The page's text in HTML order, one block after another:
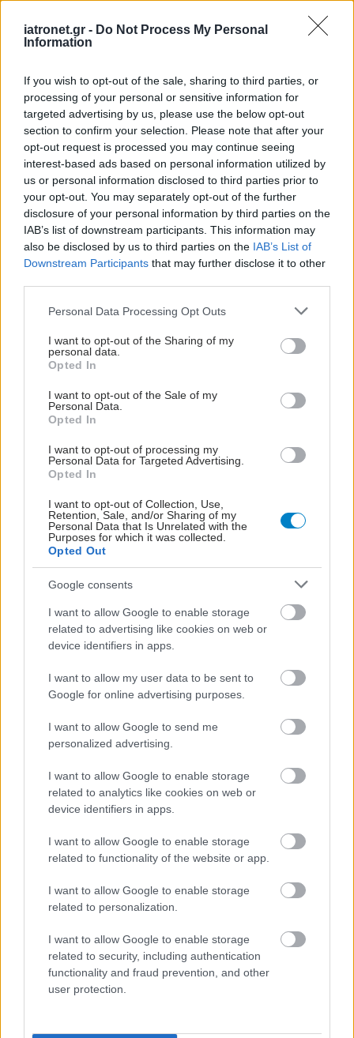
iatronet.gr - Do Not Process My Personal
Information
If you wish to opt-out of the sale, sharing to third parties, or
processing of your personal or sensitive information for
targeted advertising by us, please use the below opt-out
section to confirm your selection. Please note that after your
opt-out request is processed you may continue seeing
interest-based ads based on personal information utilized by
us or personal information disclosed to third parties prior to
your opt-out. You may separately opt-out of the further
disclosure of your personal information by third parties on the
IAB’s list of downstream participants. This information may
also be disclosed by us to third parties on the IAB’s List of
Downstream Participants that may further disclose it to other
Please note that this website/app uses one or more Google
not limited to your visit or usage behaviour. You may click to
grant or deny consent to Google and its third-party tags to
use your data for below specified purposes in below Google
consent section.
Personal Data Processing Opt Outs
I want to opt-out of the Sharing of my
personal data.
Opted In
I want to opt-out of the Sale of my
Personal Data.
Opted In
I want to opt-out of processing my
Personal Data for Targeted Advertising.
Opted In
I want to opt-out of Collection, Use,
Retention, Sale, and/or Sharing of my
Personal Data that Is Unrelated with the
Purposes for which it was collected.
Opted Out
Google consents
I want to allow Google to enable storage
related to advertising like cookies on web or
device identifiers in apps.
I want to allow my user data to be sent to
Google for online advertising purposes.
I want to allow Google to send me
personalized advertising.
I want to allow Google to enable storage
related to analytics like cookies on web or
device identifiers in apps.
I want to allow Google to enable storage
related to functionality of the website or app.
I want to allow Google to enable storage
related to personalization.
I want to allow Google to enable storage
related to security, including authentication
functionality and fraud prevention, and other
user protection.
Huang, J., Mauche, N., Ahlers, E., Bogatsch, H.,
Böhme, P., Ethofer, T., Fallgatter, A. J., Gallinat, J.,
Schneider, S., Reif, A., Schöttle, D., Unterecker, S.,
& Strauß, M. (2024). The impact of emotional
dysregulation and comorbid depressive
symptoms on clinical features, brain arousal, and
treatment response in adults with
ADHD.Frontiers in Psychiatry, 14 , Article 1294314
Soler-Gutiérrez, A.-M., Pérez-González, J.-C., &
Mayas, J. (2023). Evidence of emotion
A systematic review.
PLOS ONE, 18
(1), e0280131.
Fu, X., Wu, W., Wu, Y., Liu, X., Liang, W., Wu, R., & Li,
depressive disorders: A review of etiology and
treatment. Frontiers in Psychiatry, 16
https://doi.org/10.3389/fpsyt.2025.1597559
Bogdańska-Chomczyk, A., et al. (2025). ADHD in
adulthood: Clinical presentation, comorbidities,
and treatment perspectives. International
Journal of Molecular Sciences, 26
Προσθέστε το iatronet.gr στο Discover
Ειδήσεις υγείας σήμερα
Αδ. Γεωργιάδης στη Ρόδο: ''Σε ενάμιση χρόνο, το
νοσοκομείο θα είναι καινούργιο''- 'Αμεσα μέτρα
για την αντιμετώπιση των σοβαρών ελλείψεων
προσωπικού
απώλεια βάρους χωρίς να μειώνεται η ποσότητα
του φαγητού [μελέτη]
Ο FDA ενέκρινε φάρμακο για τη ναρκοληψία